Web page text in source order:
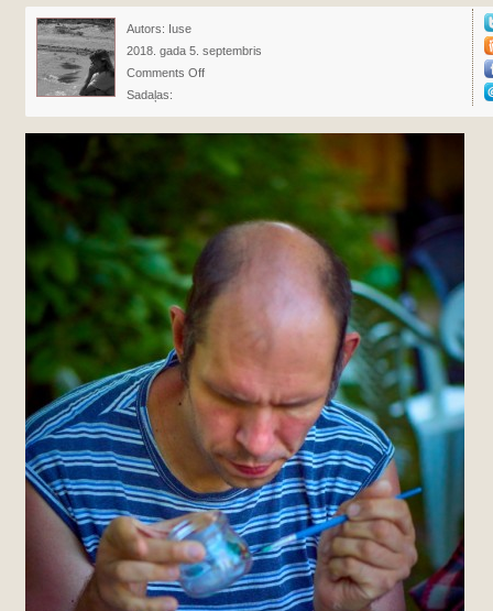
Autors: Iuse
2018. gada 5. septembris
Comments Off
Sadaļas: